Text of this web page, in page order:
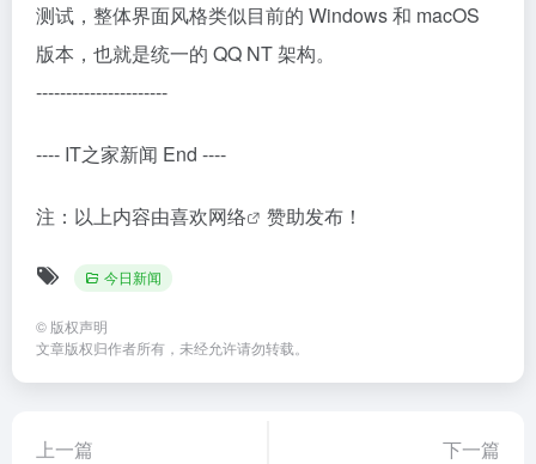
测试，整体界面风格类似目前的 Windows 和 macOS
版本，也就是统一的 QQ NT 架构。
----------------------
---- IT之家新闻 End ----
注：以上内容由喜欢网络 赞助发布！
今日新闻
© 版权声明
文章版权归作者所有，未经允许请勿转载。
上一篇 下一篇